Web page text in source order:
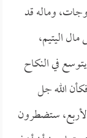
وماله قد
اليتيم،
في النكاح
الله جل
ستضطرون